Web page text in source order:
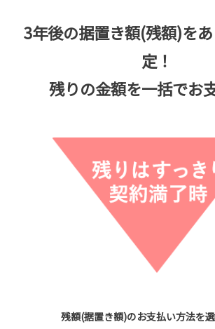
3年後の据置き額(残額)を
定！
残りの金額を一括でお
残額(据置き額)のお支払い方法を選